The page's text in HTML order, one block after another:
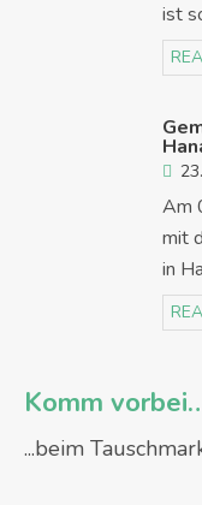
ist
Am
mit
in
Komm
...beim